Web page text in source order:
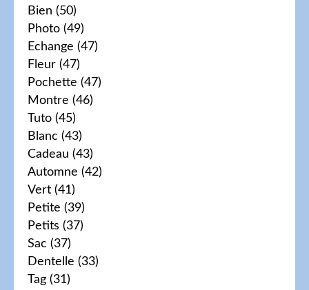
Bien (50)
Photo (49)
Echange (47)
Fleur (47)
Pochette (47)
Montre (46)
Tuto (45)
Blanc (43)
Cadeau (43)
Automne (42)
Vert (41)
Petite (39)
Petits (37)
Sac (37)
Dentelle (33)
Tag (31)